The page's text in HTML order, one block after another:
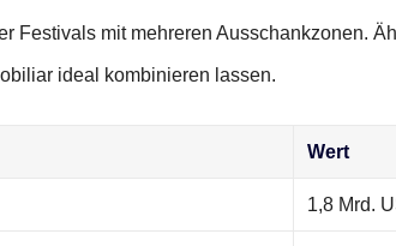
Festivals mit mehreren Ausschankzonen.
ideal kombinieren lassen.
Wert
1,8 Mrd.